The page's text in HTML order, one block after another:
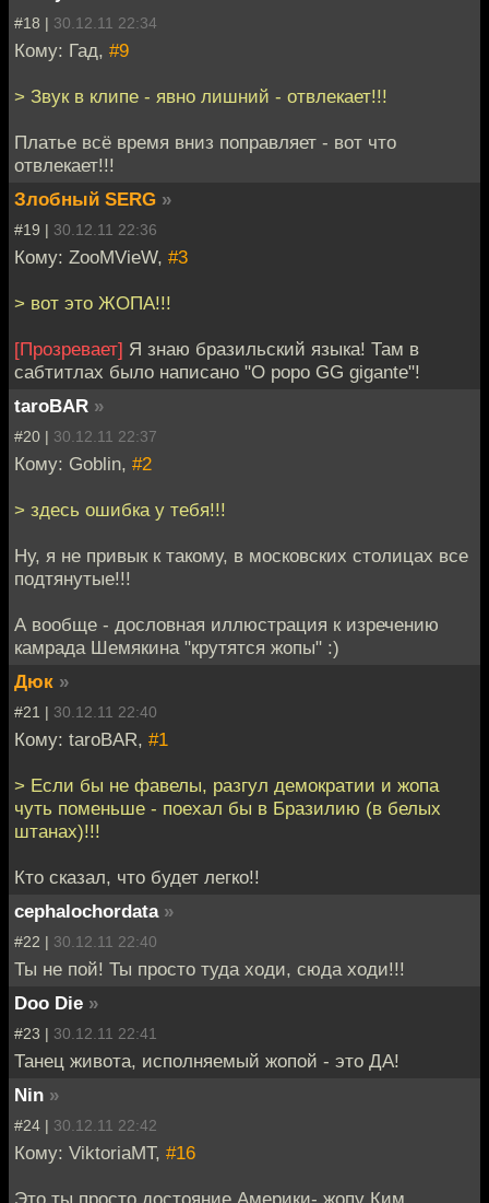
#18 | 30.12.11 22:34
Кому: Гад, #9
> Звук в клипе - явно лишний - отвлекает!!!
Платье всё время вниз поправляет - вот что
отвлекает!!!
Злобный SERG »
#19 | 30.12.11 22:36
Кому: ZooMVieW, #3
> вот это ЖОПА!!!
[Прозревает] Я знаю бразильский языка! Там в
сабтитлах было написано "O popo GG gigante"!
taroBAR »
#20 | 30.12.11 22:37
Кому: Goblin, #2
> здесь ошибка у тебя!!!
Ну, я не привык к такому, в московских столицах все
подтянутые!!!
А вообще - дословная иллюстрация к изречению
камрада Шемякина "крутятся жопы" :)
Дюк »
#21 | 30.12.11 22:40
Кому: taroBAR, #1
> Если бы не фавелы, разгул демократии и жопа
чуть поменьше - поехал бы в Бразилию (в белых
штанах)!!!
Кто сказал, что будет легко!!
cephalochordata »
#22 | 30.12.11 22:40
Ты не пой! Ты просто туда ходи, сюда ходи!!!
Doo Die »
#23 | 30.12.11 22:41
Танец живота, исполняемый жопой - это ДА!
Nin »
#24 | 30.12.11 22:42
Кому: ViktoriaMT, #16
Это ты просто достояние Америки- жопу Ким